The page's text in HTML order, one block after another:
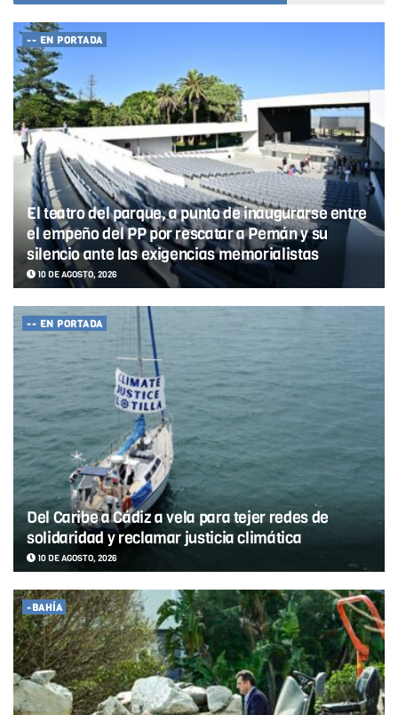
-- EN PORTADA
El teatro del parque, a punto de inaugurarse entre
el empeño del PP por rescatar a Pemán y su
silencio ante las exigencias memorialistas
10 DE AGOSTO, 2026
-- EN PORTADA
Del Caribe a Cádiz a vela para tejer redes de
solidaridad y reclamar justicia climática
10 DE AGOSTO, 2026
-BAHÍA